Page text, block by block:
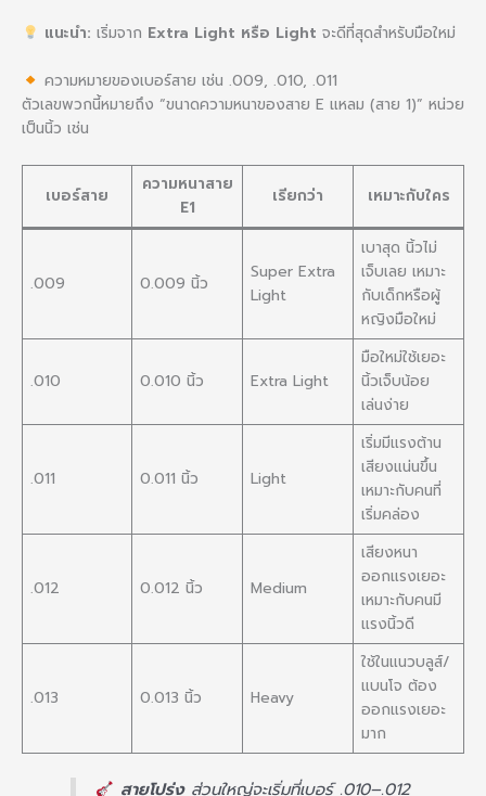
แนะนำ: เริ่มจาก Extra Light หรือ Light จะดีที่สุดสำหรับมือใหม่
ความหมายของเบอร์สาย เช่น .009, .010, .011
ตัวเลขพวกนี้หมายถึง “ขนาดความหนาของสาย E แหลม (สาย 1)” หน่วย
เป็นนิ้ว เช่น
เบอร์สาย
ความหนาสาย
E1
เรียกว่า เหมาะกับใคร
.009 0.009 นิ้ว
Super Extra
Light
เบาสุด นิ้วไม่
เจ็บเลย เหมาะ
กับเด็กหรือผู้
หญิงมือใหม่
.010 0.010 นิ้ว Extra Light
มือใหม่ใช้เยอะ
นิ้วเจ็บน้อย
เล่นง่าย
.011 0.011 นิ้ว Light
เริ่มมีแรงต้าน
เสียงแน่นขึ้น
เหมาะกับคนที่
เริ่มคล่อง
.012 0.012 นิ้ว Medium
เสียงหนา
ออกแรงเยอะ
เหมาะกับคนมี
แรงนิ้วดี
.013 0.013 นิ้ว Heavy
ใช้ในแนวบลูส์/
แบนโจ ต้อง
ออกแรงเยอะ
มาก
สายโปร่งส่วนใหญ่จะเริ่มที่เบอร์ .010–.012